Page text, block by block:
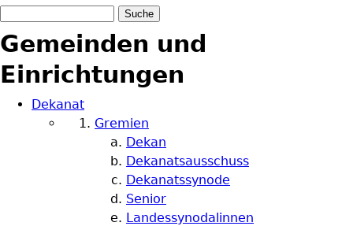
Suchformular
Gemeinden und
Einrichtungen
Dekanat
Gremien
Dekan
Dekanatsausschuss
Dekanatssynode
Senior
Landessynodalinnen